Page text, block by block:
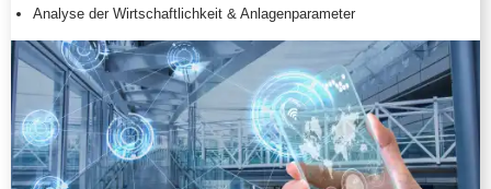
Analyse der Wirtschaftlichkeit & Anlagenparameter